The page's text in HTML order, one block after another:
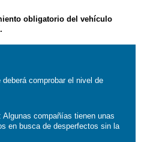
obligatorio del vehículo
.
comprobar el nivel de
: Algunas compañías tienen unas
en busca de desperfectos sin la